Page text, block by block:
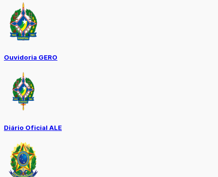
Ouvidoria GERO
Diário Oficial ALE